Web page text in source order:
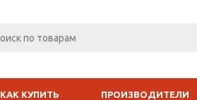
КАК КУПИТЬ ПРОИЗВОДИТЕЛИ